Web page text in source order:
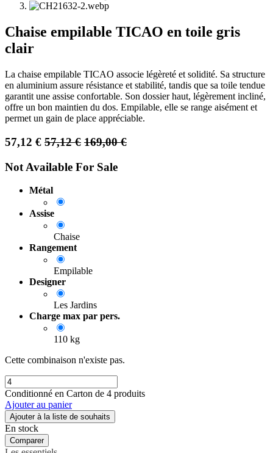
Chaise empilable TICAO en toile gris
clair
La chaise empilable TICAO associe légèreté et solidité. Sa structure
en aluminium assure résistance et stabilité, tandis que sa toile tendue
garantit une assise confortable. Son dossier haut, légèrement incliné,
offre un bon maintien du dos. Empilable, elle se range aisément et
permet un gain de place appréciable.
57,12 € 57,12€ 169,00€
Not Available For Sale
Métal
Assise
Chaise
Rangement
Empilable
Designer
Les Jardins
Charge max par pers.
110 kg
Cette combinaison n'existe pas.
Conditionné en Carton de 4 produits
Ajouter au panier
Ajouter à la liste de souhaits
En stock
Comparer